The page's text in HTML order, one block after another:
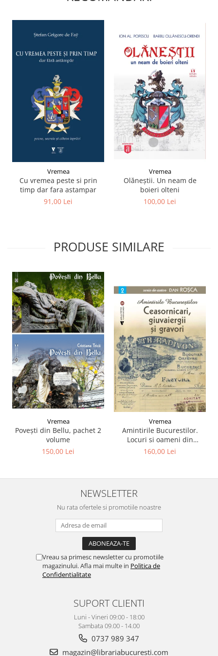
Vremea
Cu vremea peste si prin
timp dar fara astampar
91,00 Lei
Vremea
Olăneștii. Un neam de
boieri olteni
100,00 Lei
PRODUSE SIMILARE
Vremea
Poveşti din Bellu, pachet 2
volume
150,00 Lei
Vremea
Amintirile Bucurestilor.
Locuri si oameni din
Bucurestii de ieri, pachet 3
160,00 Lei
NEWSLETTER
Nu rata ofertele si promotiile noastre
Vreau sa primesc newsletter cu promotiile
magazinului. Afla mai multe in Politica de
Confidentialitate
SUPORT CLIENTI
Luni - Vineri 09:00 - 18:00
Sambata 09.00 - 14.00
0737 989 347
magazin@librariabucuresti.com